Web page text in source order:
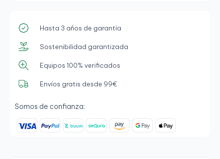
Hasta 3 años de garantía
Sostenibilidad garantizada
Equipos 100% verificados
Envíos gratis desde 99€
Somos de confianza: